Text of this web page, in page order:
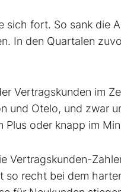
sich fort. So sank die
In den Quartalen
Vertragskunden im
und Otelo, und zwar
oder knapp im
Vertragskunden-
recht bei dem